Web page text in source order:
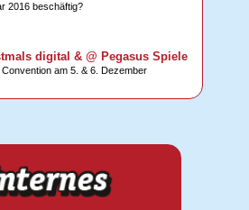
2016 beschäftig?
digital & @ Pegasus Spiele
am 5. & 6. Dezember